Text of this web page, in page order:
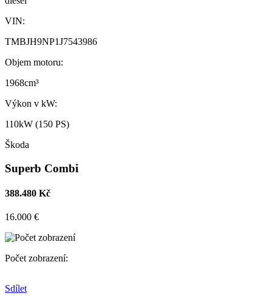
VIN:
TMBJH9NP1J7543986
Objem motoru:
1968cm³
Výkon v kW:
110kW (150 PS)
Škoda
Superb Combi
388.480 Kč
16.000 €
Počet zobrazení:
Sdílet